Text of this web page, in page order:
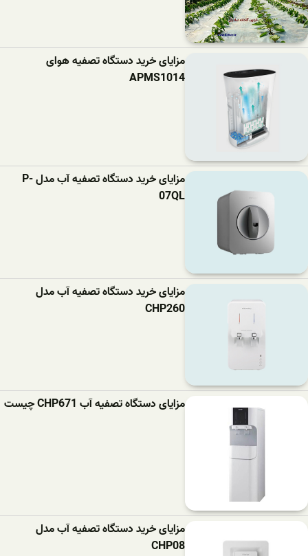
مزایای خرید دستگاه تصفیه هوای
APMS1014
مزایای خرید دستگاه تصفیه آب مدل P-
07QL
مزایای خرید دستگاه تصفیه آب مدل
CHP260
مزایای دستگاه تصفیه آب CHP671 چیست
مزایای خرید دستگاه تصفیه آب مدل
CHP08